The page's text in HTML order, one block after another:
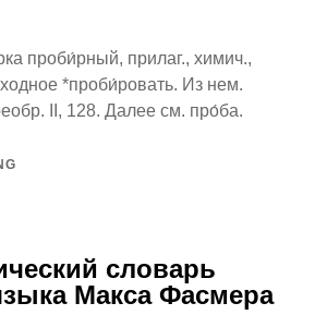
проби́рный, прилаг., химич.,
*проби́ровать. Из нем.
II, 128. Далее см. про́ба.
словарь
Макса Фасмера